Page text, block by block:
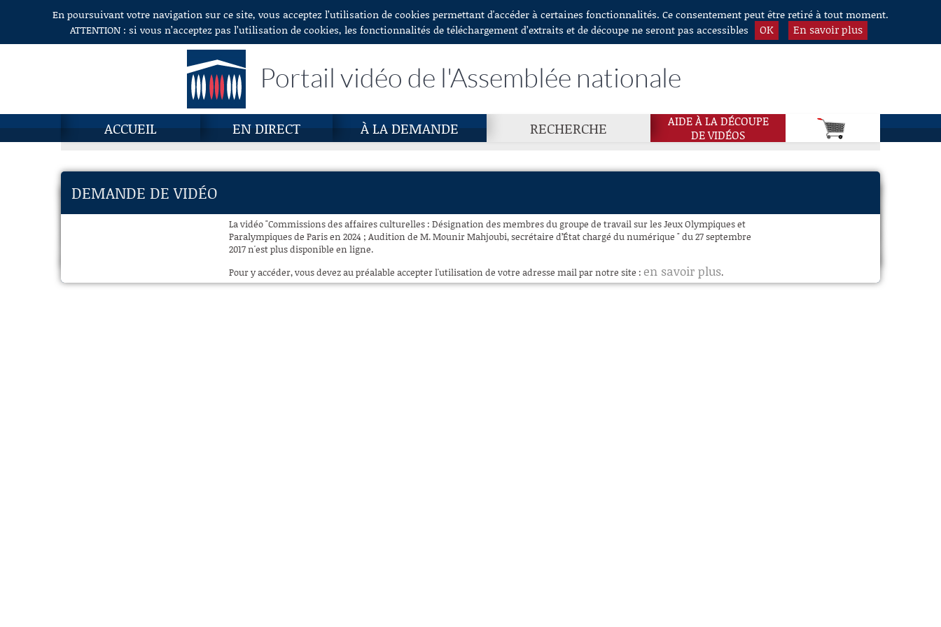
Aller au contenuEn poursuivant votre navigation sur ce site, vous acceptez l’utilisation de cookies permettant d'accéder à certaines fonctionnalités. Ce consentement peut être retiré à tout moment.
ATTENTION : si vous n’acceptez pas l’utilisation de cookies, les fonctionnalités de téléchargement d’extraits et de découpe ne seront pas accessibles
OK En savoir plus
Portail vidéo de l'Assemblée nationale
ACCUEIL EN DIRECT À LA DEMANDE RECHERCHE
AIDE À LA DÉCOUPE
DE VIDÉOS
DEMANDE DE VIDÉO
La vidéo "Commissions des affaires culturelles : Désignation des membres du groupe de travail sur les Jeux Olympiques et
Paralympiques de Paris en 2024 ; Audition de M. Mounir Mahjoubi, secrétaire d’État chargé du numérique " du 27 septembre
2017 n'est plus disponible en ligne.
Pour y accéder, vous devez au préalable accepter l'utilisation de votre adresse mail par notre site : en savoir plus.